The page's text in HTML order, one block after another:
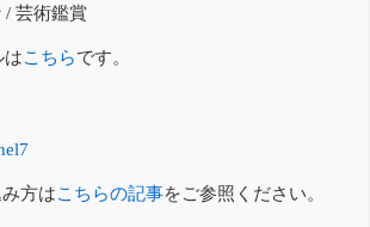
芸術鑑賞
はこちらです。
方はこちらの記事をご参照ください。